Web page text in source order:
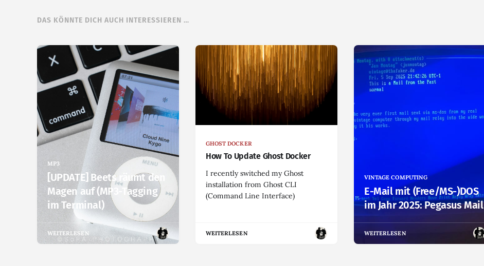
DAS KÖNNTE DICH AUCH INTERESSIEREN …
MP3
[UPDATE] Beets räumt den
Magen auf (MP3-Tagging
im Terminal)
WEITERLESEN
GHOST DOCKER
How To Update Ghost Docker
I recently switched my Ghost
installation from Ghost CLI
(Command Line Interface)
WEITERLESEN
VINTAGE COMPUTING
E-Mail mit (Free/MS-)DOS
im Jahr 2025: Pegasus Mail
WEITERLESEN